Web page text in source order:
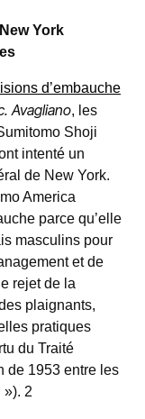
York
d’embauche
Avagliano, les
Shoji
intenté un
de New York.
America
parce qu’elle
masculins pour
et de
rejet de la
plaignants,
pratiques
du Traité
de 1953 entre les
»). 2